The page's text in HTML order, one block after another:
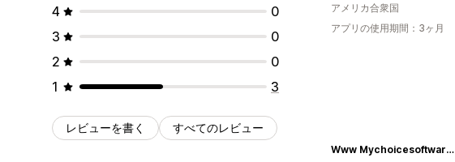
4
0
3
0
2
0
1
3
レビューを書く すべてのレビュー
アメリカ合衆国
アプリの使用期間：3ヶ月
Www Mychoicesoftware Com